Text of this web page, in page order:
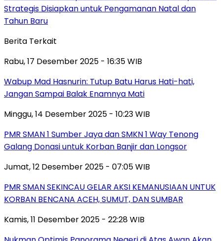
Strategis Disiapkan untuk Pengamanan Natal dan
Tahun Baru
Berita Terkait
Rabu, 17 Desember 2025 - 16:35 WIB
Wabup Mad Hasnurin: Tutup Batu Harus Hati-hati,
Jangan Sampai Balak Enamnya Mati
Minggu, 14 Desember 2025 - 10:23 WIB
PMR SMAN 1 Sumber Jaya dan SMKN 1 Way Tenong
Galang Donasi untuk Korban Banjir dan Longsor
Jumat, 12 Desember 2025 - 07:05 WIB
PMR SMAN SEKINCAU GELAR AKSI KEMANUSIAAN UNTUK
KORBAN BENCANA ACEH, SUMUT, DAN SUMBAR
Kamis, 11 Desember 2025 - 22:28 WIB